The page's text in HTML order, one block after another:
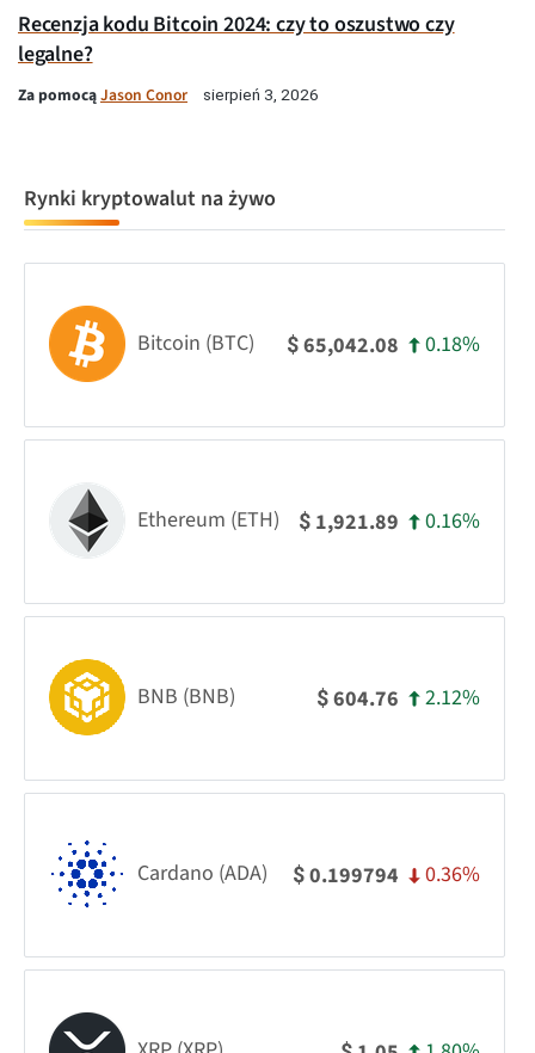
Recenzja kodu Bitcoin 2024: czy to oszustwo czy
legalne?
Za pomocąJason Conor sierpień 3, 2026
Rynki kryptowalut na żywo
Bitcoin (BTC) $65,042.08 0.18%
Ethereum (ETH) $ 1,921.89 0.16%
BNB (BNB) $604.76 2.12%
Cardano (ADA) $0.199794 0.36%